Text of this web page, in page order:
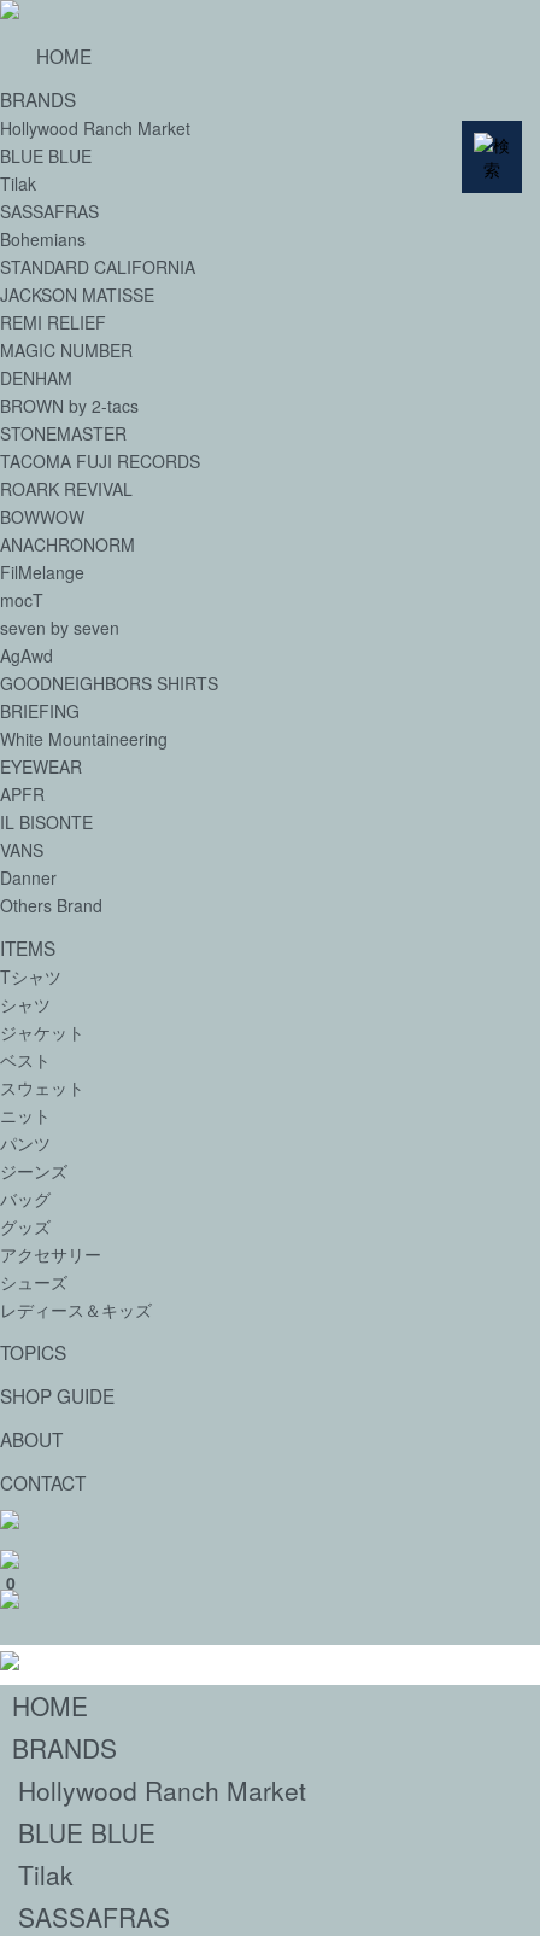
HOME
BRANDS
Hollywood Ranch Market
BLUE BLUE
Tilak
SASSAFRAS
Bohemians
STANDARD CALIFORNIA
JACKSON MATISSE
REMI RELIEF
MAGIC NUMBER
DENHAM
BROWN by 2-tacs
STONEMASTER
TACOMA FUJI RECORDS
ROARK REVIVAL
BOWWOW
ANACHRONORM
FilMelange
mocT
seven by seven
AgAwd
GOODNEIGHBORS SHIRTS
BRIEFING
White Mountaineering
EYEWEAR
APFR
IL BISONTE
VANS
Danner
Others Brand
ITEMS
Tシャツ
シャツ
ジャケット
ベスト
スウェット
ニット
パンツ
ジーンズ
バッグ
グッズ
アクセサリー
シューズ
レディース＆キッズ
TOPICS
SHOP GUIDE
ABOUT
CONTACT
0
HOME
BRANDS
Hollywood Ranch Market
BLUE BLUE
Tilak
SASSAFRAS